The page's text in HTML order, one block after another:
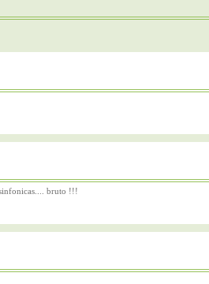
bruto !!!